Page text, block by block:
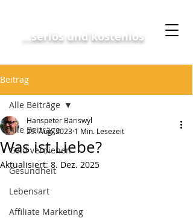
...seriös und kostenlos
Beitrag
Alle Beiträge
Geld verdienen
Gesundheit
Lebensart
Affiliate Marketing
Alle Beiträge
Was ist Liebe?
Hanspeter Bäriswyl
29. Aug. 2023 1 Min. Lesezeit
Aktualisiert: 8. Dez. 2025